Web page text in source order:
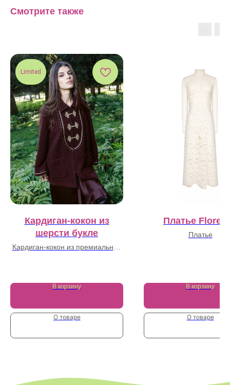
Смотрите также
Limited
Кардиган-кокон из
шерсти букле
Кардиган-кокон из премиальной
В корзину
О товаре
Платье
Платье
В корзину
О товаре